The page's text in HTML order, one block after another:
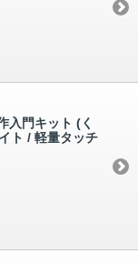
入門キット (く
ト / 軽量タッチ